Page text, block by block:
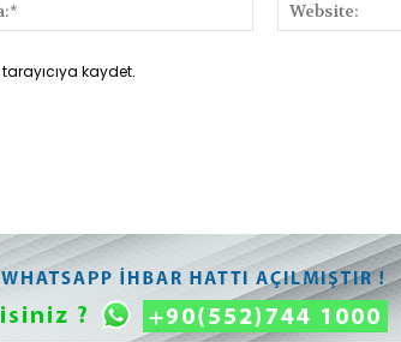
Posta:*
kaydet.